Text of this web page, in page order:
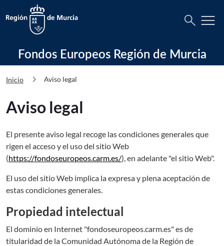
Fondos Europeos Región de Murcia
search menu
Fondos Europeos Región de Murcia
Inicio chevron_right Aviso legal
Aviso legal
El presente aviso legal recoge las condiciones generales que
rigen el acceso y el uso del sitio Web
(https://fondoseuropeos.carm.es/), en adelante "el sitio Web".
El uso del sitio Web implica la expresa y plena aceptación de
estas condiciones generales.
Propiedad intelectual
El dominio en Internet "fondoseuropeos.carm.es" es de
titularidad de la Comunidad Autónoma de la Región de